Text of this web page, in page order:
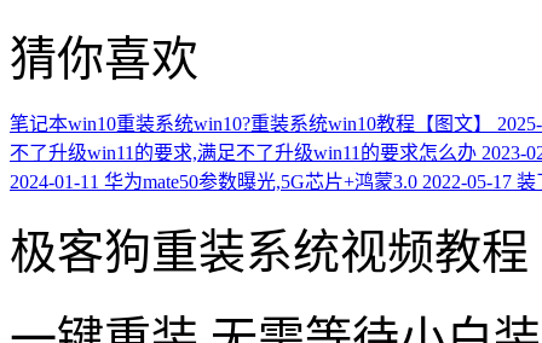
猜你喜欢
笔记本win10重装系统win10?重装系统win10教程【图文】
不了升级win11的要求,满足不了升级win11的要求怎么办 2023-
2024-01-11 华为mate50参数曝光,5G芯片+鸿蒙3.0 2022-05-17 装
极客狗重装系统视频教程